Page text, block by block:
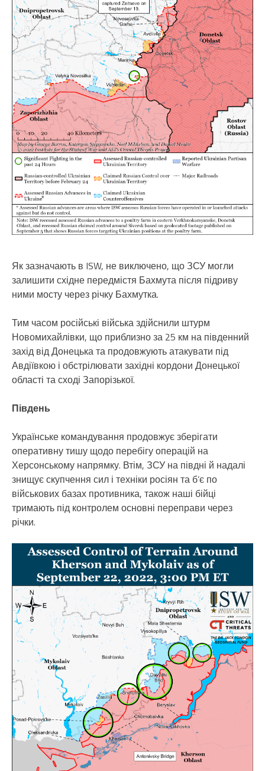
Як зазначають в ISW, не виключено, що ЗСУ могли
залишити східне передмістя Бахмута після підриву
ними мосту через річку Бахмутка.
Тим часом російські війська здійснили штурм
Новомихайлівки, що приблизно за 25 км на південний
захід від Донецька та продовжують атакувати під
Авдіївкою і обстрілювати західні кордони Донецької
області та сході Запорізької.
Південь
Українське командування продовжує зберігати
оперативну тишу щодо перебігу операцій на
Херсонському напрямку. Втім, ЗСУ на півдні й надалі
знищує скупчення сил і техніки росіян та б’є по
військових базах противника, також наші бійці
тримають під контролем основні переправи через
річки.